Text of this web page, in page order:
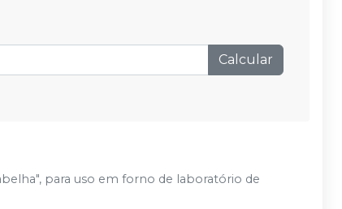
Calcular
para uso em forno de laboratório de